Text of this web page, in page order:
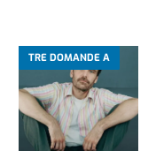
TRE DOMANDE A